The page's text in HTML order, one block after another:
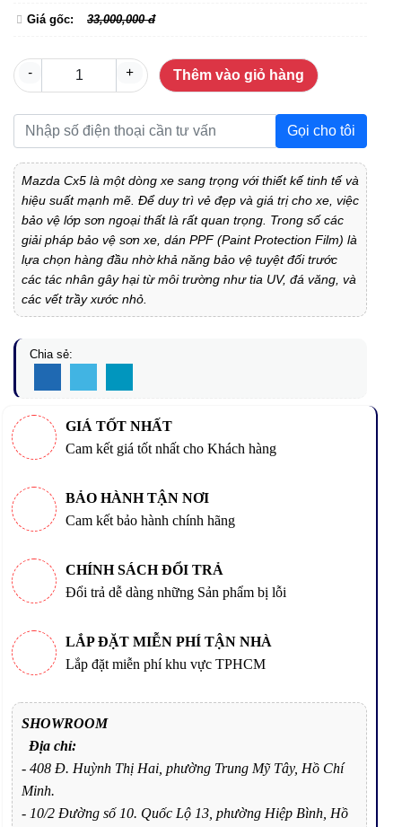
Giá gốc: 33,000,000 đ
- + Thêm vào giỏ hàng
Gọi cho tôi
Mazda Cx5 là một dòng xe sang trọng với thiết kế tinh tế và
hiệu suất mạnh mẽ. Để duy trì vẻ đẹp và giá trị cho xe, việc
bảo vệ lớp sơn ngoại thất là rất quan trọng. Trong số các
giải pháp bảo vệ sơn xe, dán PPF (Paint Protection Film) là
lựa chọn hàng đầu nhờ khả năng bảo vệ tuyệt đối trước
các tác nhân gây hại từ môi trường như tia UV, đá văng, và
các vết trầy xước nhỏ.
Chia sẻ:
GIÁ TỐT NHẤT
Cam kết giá tốt nhất cho Khách hàng
BẢO HÀNH TẬN NƠI
Cam kết bảo hành chính hãng
CHÍNH SÁCH ĐỔI TRẢ
Đổi trả dễ dàng những Sản phẩm bị lỗi
LẮP ĐẶT MIỄN PHÍ TẬN NHÀ
Lắp đặt miễn phí khu vực TPHCM
SHOWROOM
Địa chỉ:
- 408 Đ. Huỳnh Thị Hai, phường Trung Mỹ Tây, Hồ Chí
Minh.
- 10/2 Đường số 10. Quốc Lộ 13, phường Hiệp Bình, Hồ